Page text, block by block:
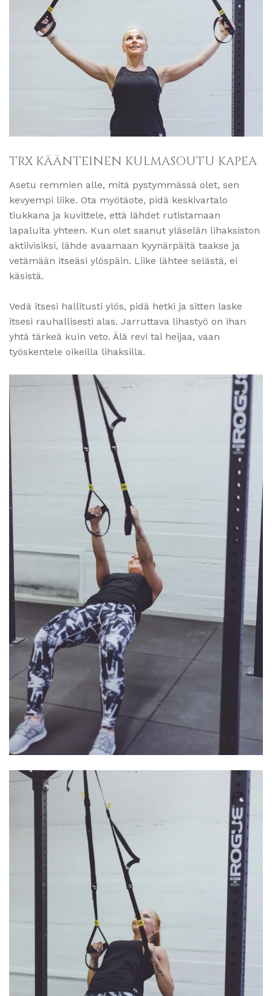
TRX KÄÄNTEINEN KULMASOUTU KAPEA
Asetu remmien alle, mitä pystymmässä olet, sen
kevyempi liike. Ota myötäote, pidä keskivartalo
tiukkana ja kuvittele, että lähdet rutistamaan
lapaluita yhteen. Kun olet saanut yläselän lihaksiston
aktiivisiksi, lähde avaamaan kyynärpäitä taakse ja
vetämään itseäsi ylöspäin. Liike lähtee selästä, ei
käsistä.
Vedä itsesi hallitusti ylös, pidä hetki ja sitten laske
itsesi rauhallisesti alas. Jarruttava lihastyö on ihan
yhtä tärkeä kuin veto. Älä revi tai heijaa, vaan
työskentele oikeilla lihaksilla.